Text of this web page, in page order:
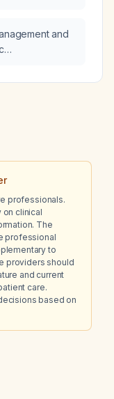
and
professionals.
clinical
The
professional
to
providers should
and current
care.
based on